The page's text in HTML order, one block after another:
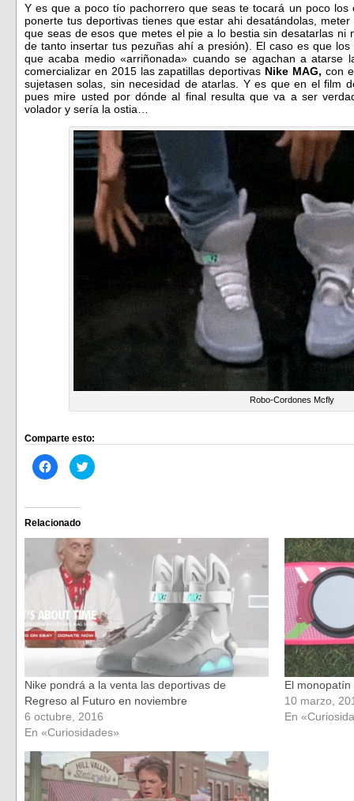
Y es que a poco tío pachorrero que seas te tocará un poco
ponerte tus deportivas tienes que estar ahi desatándolas,
que seas de esos que metes el pie a lo bestia sin desatarlas ni
de tanto insertar tus pezuñas ahí a presión). El caso es que
que acaba medio «arriñonada» cuando se agachan a atarse
comercializar en 2015 las zapatillas deportivas Nike MAG, con
sujetasen solas, sin necesidad de atarlas. Y es que en el film
pues mire usted por dónde al final resulta que va a ser
volador y sería la ostia…
Robo-Cordones Mcfly
Comparte esto:
Haz
clic
Facebook
(Se
abre
en
una
ventana
nueva)
Haz
clic
en
una
ventana
nueva)
Relacionado
Nike pondrá a la venta las deportivas de
Regreso al Futuro en noviembre
6 octubre, 2016
En «Curiosidades»
El
10 marzo,
En